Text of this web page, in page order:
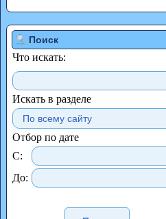
Поиск
Что искать:
Искать в разделе
Отбор по дате
С:
До: